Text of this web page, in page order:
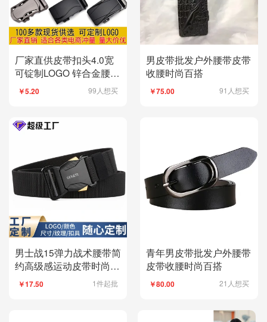
厂家直供皮带扣头4.0宽
可锭制LOGO 锌合金腰带
头弹簧扣自动扣扣头
￥5.20 99人想买
男皮带批发户外腰带皮带
收腰时尚百搭
￥75.00 91人想买
男士战15弹力战术腰带简
约高级感运动皮带时尚百
搭休闲男士腰带
￥17.50 1件起批
青年男皮带批发户外腰带
皮带收腰时尚百搭
￥80.00 21人想买